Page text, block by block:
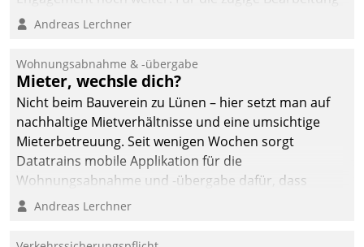
von Beschwerden – oder Lob – richtet das
und Beschwerde-Management einen eigenen Kanal
ein.
Andreas Lerchner
Wohnungsabnahme & -übergabe
Mieter, wechsle dich?
Nicht beim Bauverein zu Lünen – hier setzt man auf
nachhaltige Mietverhältnisse und eine umsichtige
Mieterbetreuung. Seit wenigen Wochen sorgt
Datatrains mobile Applikation für die
Wohnungsabnahme und -übergabe dafür, dass
Mieter wohlgeordnet kommen und, so es sein muss,
Andreas Lerchner